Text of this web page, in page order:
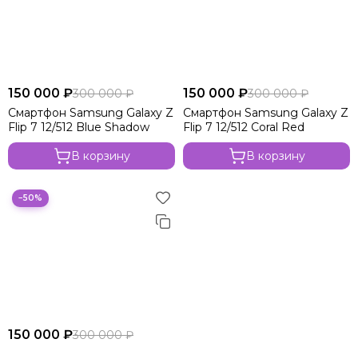
150 000 ₽300 000 ₽
Смартфон Samsung Galaxy Z
Flip 7 12/512 Blue Shadow
В корзину
150 000 ₽300 000 ₽
Смартфон Samsung Galaxy Z
Flip 7 12/512 Coral Red
В корзину
−50%
150 000 ₽300 000 ₽